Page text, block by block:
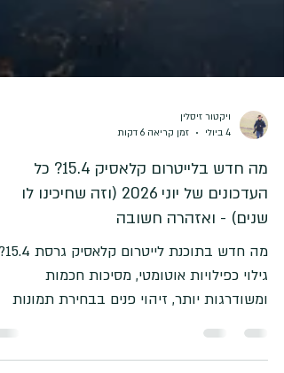
ויקטור זיסלין
4 ביולי
זמן קריאה 6 דקות
העדכונים של יוני 2026 (וזה שחיכינו לו
שנים) - ואזהרה חשובה
גילוי כפילויות אוטומטי, מסיכות חכמות
ומשודרגות יותר, זיהוי פנים בבחירת תמונות